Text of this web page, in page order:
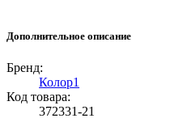
Дополнительное описание
Бренд:
Колор1
Код товара:
372331-21